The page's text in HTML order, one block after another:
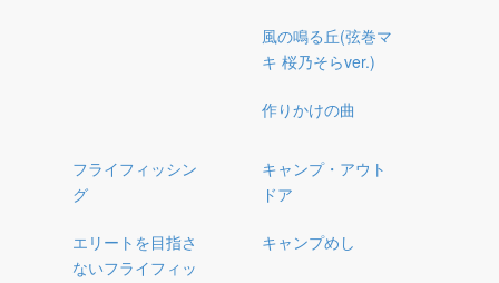
風の鳴る丘(弦巻マ
キ 桜乃そらver.)
作りかけの曲
フライフィッシン
グ
エリートを目指さ
ないフライフィッ
キャンプ・アウト
ドア
キャンプめし